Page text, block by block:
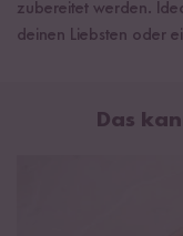
Kleb Reis, aus
zubereitet werden.
deinen Liebsten oder
Das